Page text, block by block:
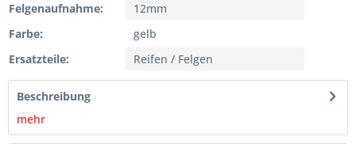
Felgenaufnahme:
12mm
Farbe:
gelb
Ersatzteile:
Reifen / Felgen
Beschreibung
mehr